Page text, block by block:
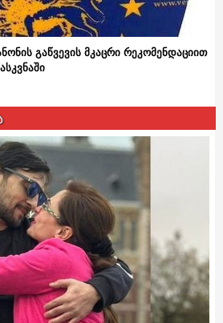
გაწვევის მკაცრი რეკომენდაციით